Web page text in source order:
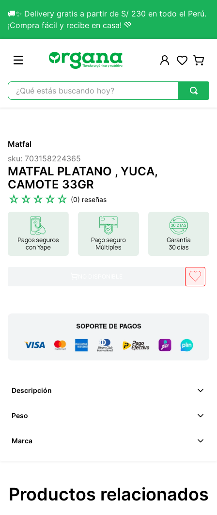
🚚✨ Delivery gratis a partir de S/ 230 en todo el Perú.
¡Compra fácil y recibe en casa! 💚
¿Qué estás buscando hoy?
2.
3.
colageno
4.
kefir
5 .
lab nutrition
6.
stevia
glicinato magnesio
magnesio
Matfal
sku: 703158224365
MATFAL PLATANO , YUCA,
CAMOTE 33GR
☆☆☆☆☆ (0)
Descripción
Peso
Marca
Productos relacionados